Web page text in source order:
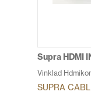
Supra HDMI
Vinklad
SUPRA